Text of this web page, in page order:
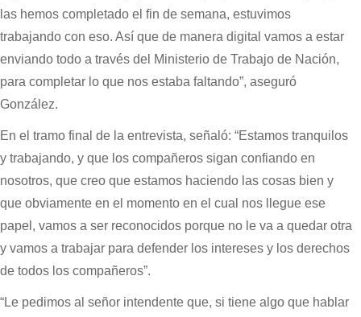
las hemos completado el fin de semana, estuvimos
trabajando con eso. Así que de manera digital vamos a estar
enviando todo a través del Ministerio de Trabajo de Nación,
para completar lo que nos estaba faltando”, aseguró
González.
En el tramo final de la entrevista, señaló: “Estamos tranquilos
y trabajando, y que los compañeros sigan confiando en
nosotros, que creo que estamos haciendo las cosas bien y
que obviamente en el momento en el cual nos llegue ese
papel, vamos a ser reconocidos porque no le va a quedar otra
y vamos a trabajar para defender los intereses y los derechos
de todos los compañeros”.
“Le pedimos al señor intendente que, si tiene algo que hablar